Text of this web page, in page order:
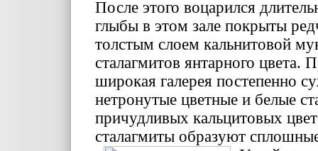
После этого воцарился
глыбы в этом зале покрыты
толстым слоем кальнитовой
сталагмитов янтарного цвета.
широкая галерея постепенно
нетронутые цветные и белые
причудливых кальцитовых
сталагмиты образуют